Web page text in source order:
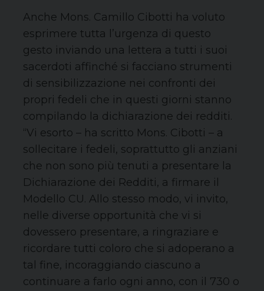
Anche Mons. Camillo Cibotti ha voluto
esprimere tutta l’urgenza di questo
gesto inviando una lettera a tutti i suoi
sacerdoti affinché si facciano strumenti
di sensibilizzazione nei confronti dei
propri fedeli che in questi giorni stanno
compilando la dichiarazione dei redditi.
“Vi esorto – ha scritto Mons. Cibotti – a
sollecitare i fedeli, soprattutto gli anziani
che non sono più tenuti a presentare la
Dichiarazione dei Redditi, a firmare il
Modello CU. Allo stesso modo, vi invito,
nelle diverse opportunità che vi si
dovessero presentare, a ringraziare e
ricordare tutti coloro che si adoperano a
tal fine, incoraggiando ciascuno a
continuare a farlo ogni anno, con il 730 o